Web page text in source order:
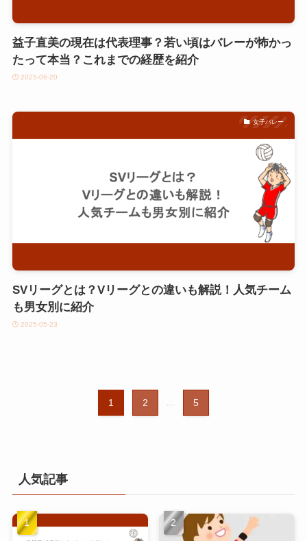
益子直美の現在は代表理事？若い頃はバレーが怖かっ
たって本当？これまでの経歴を紹介
2025-06-20
女子バレー
SVリーグとは？Vリーグとの違いも解説！人気チーム
も男女別に紹介
2025-05-23
1 2 ... 5
人気記事